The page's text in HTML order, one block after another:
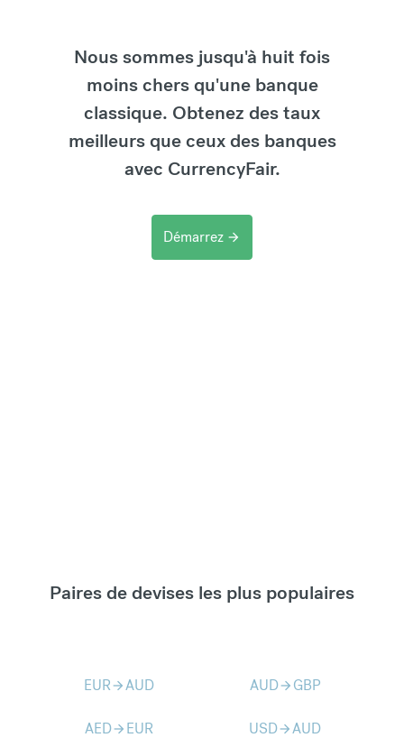
Nous sommes jusqu'à huit fois
moins chers qu'une banque
classique. Obtenez des taux
meilleurs que ceux des banques
avec CurrencyFair.
Démarrez arrow_forward
Paires de devises les plus populaires
EURarrow_forwardAUD AUDarrow_forward GBP
AEDarrow_forward EUR USDarrow_forwardAUD